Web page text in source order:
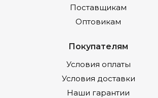
Поставщикам
Оптовикам
Покупателям
Условия оплаты
Условия доставки
Наши гарантии